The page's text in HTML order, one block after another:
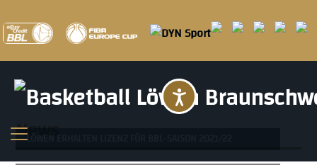
News
LÖWEN ERHALTEN LIZENZ FÜR BBL-SAISON 2021/22